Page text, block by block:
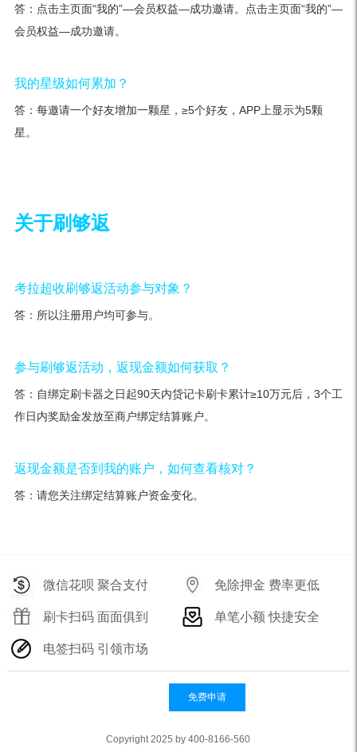
答：点击主页面“我的”—会员权益—成功邀请。点击主页面“我的”—
会员权益—成功邀请。
我的星级如何累加？
答：每邀请一个好友增加一颗星，≥5个好友，APP上显示为5颗
星。
关于刷够返
考拉超收刷够返活动参与对象？
答：所以注册用户均可参与。
参与刷够返活动，返现金额如何获取？
答：自绑定刷卡器之日起90天内贷记卡刷卡累计≥10万元后，3个工
作日内奖励金发放至商户绑定结算账户。
返现金额是否到我的账户，如何查看核对？
答：请您关注绑定结算账户资金变化。
微信花呗 聚合支付 免除押金 费率更低
刷卡扫码 面面俱到 单笔小额 快捷安全
电签扫码 引领市场
免费申请
Copyright 2025 by 400-8166-560